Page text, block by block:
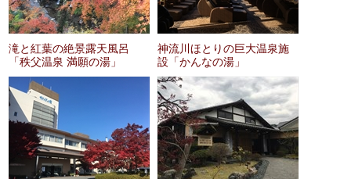
滝と紅葉の絶景露天風呂
「秩父温泉 満願の湯」
神流川ほとりの巨大温泉施
設「かんなの湯」